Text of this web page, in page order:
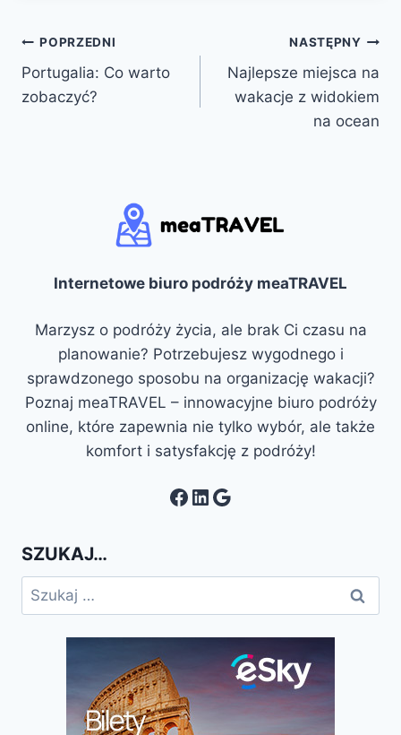
Nawigacja
wpisu
POPRZEDNI
Portugalia: Co warto
zobaczyć?
NASTĘPNY
Najlepsze miejsca na
wakacje z widokiem
na ocean
Internetowe biuro podróży meaTRAVEL
Marzysz o podróży życia, ale brak Ci czasu na
planowanie? Potrzebujesz wygodnego i
sprawdzonego sposobu na organizację wakacji?
Poznaj meaTRAVEL – innowacyjne biuro podróży
online, które zapewnia nie tylko wybór, ale także
komfort i satysfakcję z podróży!
Facebook
LinkedIn
Google
SZUKAJ…
Szukaj: